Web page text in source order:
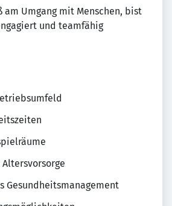
am Umgang mit Menschen, bist
und teamfähig
Gesundheitsmanagement